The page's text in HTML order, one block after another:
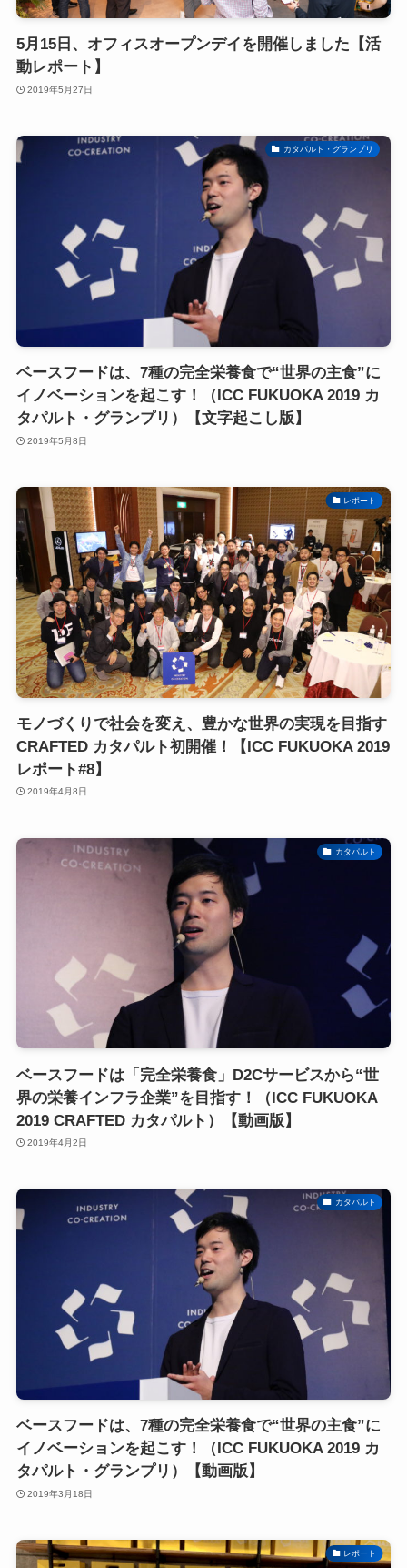
5月15日、オフィスオープンデイを開催しました【活
動レポート】
2019年5月27日
カタパルト・グランプリ
ベースフードは、7種の完全栄養食で“世界の主食”に
イノベーションを起こす！（ICC FUKUOKA 2019 カ
タパルト・グランプリ）【文字起こし版】
2019年5月8日
レポート
モノづくりで社会を変え、豊かな世界の実現を目指す
CRAFTED カタパルト初開催！【ICC FUKUOKA 2019
レポート#8】
2019年4月8日
カタパルト
ベースフードは「完全栄養食」D2Cサービスから“世
界の栄養インフラ企業”を目指す！（ICC FUKUOKA
2019 CRAFTED カタパルト）【動画版】
2019年4月2日
カタパルト
ベースフードは、7種の完全栄養食で“世界の主食”に
イノベーションを起こす！（ICC FUKUOKA 2019 カ
タパルト・グランプリ）【動画版】
2019年3月18日
レポート